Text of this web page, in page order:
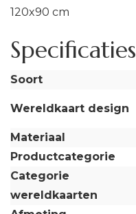
120x90 cm
Specificaties
Soort
Wereldkaart design
Materiaal
Productcategorie
Categorie
wereldkaarten